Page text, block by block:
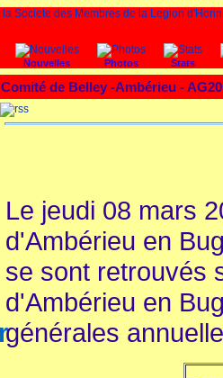
Nouvelles Photos Stats
Comité de Belley -Ambérieu -
Le jeudi 08 mars
d'Ambérieu en
se sont retrouvés
d'Ambérieu en
générales